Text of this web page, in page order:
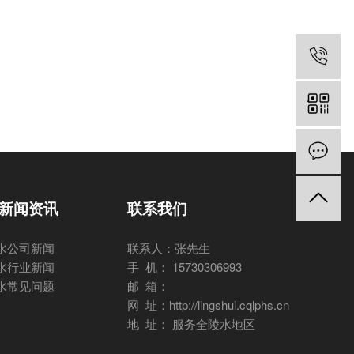
闻资讯
公司新闻
行业新闻
常见问题
联系我们
联系人：张先生
手 机： 15730306993
邮 箱：
网 址：http://lingshui.cqlphs.cn
地 址： 服务全陵水地区